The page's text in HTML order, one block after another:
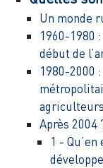
Un monde
1960-1980
début de
1980-2000
Après 2004
1 -